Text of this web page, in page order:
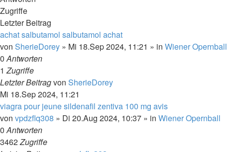
Zugriffe
Letzter Beitrag
achat salbutamol salbutamol achat
von SherieDorey » Mi 18.Sep 2024, 11:21 » in Wiener Opernball
0Antworten
1Zugriffe
Letzter Beitragvon SherieDorey
Mi 18.Sep 2024, 11:21
viagra pour jeune sildenafil zentiva 100 mg avis
von vpdzflq308 » Di 20.Aug 2024, 10:37 » in Wiener Opernball
0Antworten
3462Zugriffe